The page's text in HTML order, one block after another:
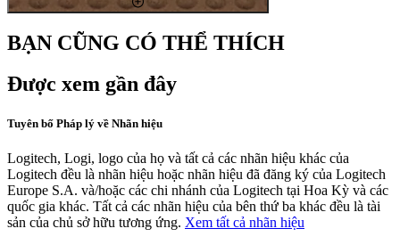
BẠN CŨNG CÓ THỂ THÍCH
Được xem gần đây
Tuyên bố Pháp lý về Nhãn hiệu
Logitech, Logi, logo của họ và tất cả các nhãn hiệu khác của
Logitech đều là nhãn hiệu hoặc nhãn hiệu đã đăng ký của Logitech
Europe S.A. và/hoặc các chi nhánh của Logitech tại Hoa Kỳ và các
quốc gia khác. Tất cả các nhãn hiệu của bên thứ ba khác đều là tài
sản của chủ sở hữu tương ứng. Xem tất cả nhãn hiệu